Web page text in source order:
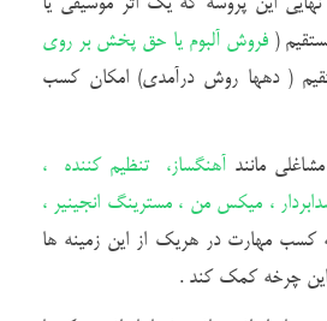
(فروش آلبوم یا حق پخش بر روی
( دهها روش درآمدی) امکان کسب
مانند آهنگساز، تنظیم کننده ،
، میکس من ، مسترینگ انجینیر ،
کسب مهارت در هریک از این زمینه ها
این چرخه کمک کند .